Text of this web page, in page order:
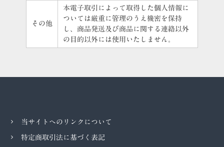
その他
本電子取引によって取得した個人情報に
ついては厳重に管理のうえ機密を保持
し、商品発送及び商品に関する連絡以外
の目的以外には使用いたしません。
当サイトへのリンクについて
特定商取引法に基づく表記